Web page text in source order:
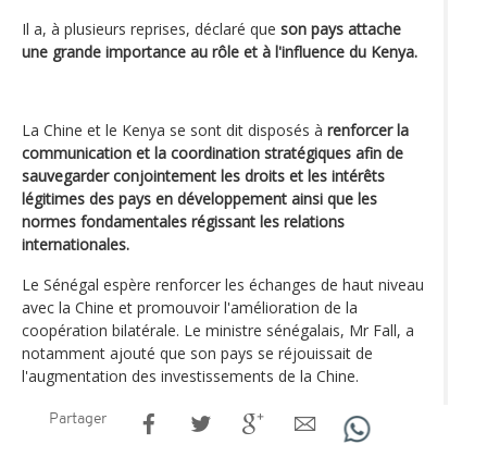
Il a, à plusieurs reprises, déclaré que son pays attache
une grande importance au rôle et à l'influence du Kenya.
La Chine et le Kenya se sont dit disposés à renforcer la
communication et la coordination stratégiques afin de
sauvegarder conjointement les droits et les intérêts
légitimes des pays en développement ainsi que les
normes fondamentales régissant les relations
internationales.
Le Sénégal espère renforcer les échanges de haut niveau
avec la Chine et promouvoir l'amélioration de la
coopération bilatérale. Le ministre sénégalais, Mr Fall, a
notamment ajouté que son pays se réjouissait de
l'augmentation des investissements de la Chine.
Partager